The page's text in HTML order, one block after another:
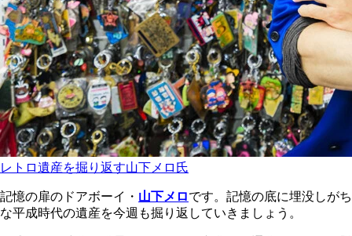
レトロ遺産を掘り返す山下メロ氏
記憶の扉のドアボーイ・ 山下メロです。記憶の底に埋没しがち
な平成時代の遺産を今週も掘り返していきましょう。